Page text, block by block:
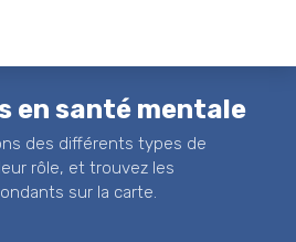
en santé mentale
des différents types de
rôle, et trouvez les
sur la carte.